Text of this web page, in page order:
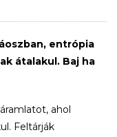
entrópia
átalakul. Baj ha
ahol
Feltárják